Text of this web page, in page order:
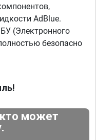
AdBlue.
(Электронного
безопасно
может